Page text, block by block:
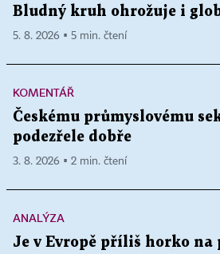
Bludný kruh ohrožuje i
5. 8. 2026 ▪ 5 min. čtení
KOMENTÁŘ
Českému průmyslovému
podezřele dobře
3. 8. 2026 ▪ 2 min. čtení
ANALÝZA
Je v Evropě příliš horko na